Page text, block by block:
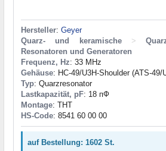
Hersteller: Geyer
Quarz- und keramische
>
Resonatoren und Generatoren
Frequenz, Hz: 33 MHz
Gehäuse: HC-49/U3H-Shoulder (ATS-49/
Typ: Quarzresonator
Lastkapazität, pF: 18 пФ
Montage: THT
HS-Code: 8541 60 00 00
auf Bestellung: 1602 St.